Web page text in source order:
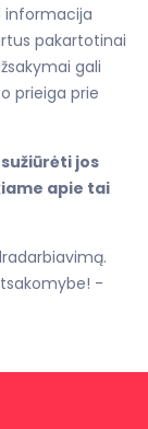
informacija
pakartotinai
gali
prieiga prie
jos
apie tai
-